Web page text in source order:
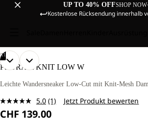
UP TO 40% OFFSHOP NOW
Kostenlose Rücksendung innerhalb
11
BILD
VOLLBILD
BILD
VOLLBILD
BILD
VOLLBILD
BILD
VOLLBILD
BILD
VOLLBILD
BILD
VOLLBILD
BILD
VOLLBILD
BILD
VOLLBILD
BILD
VOLLBILD
BILD
VOLLBILD
BILD
VOLLBILD
PS TRAIL KNIT LOW W
Leichte Wandersneaker Low-Cut mit Knit-Mesh
5.0 Bewertung
lesen.
Link
(1) Jetzt Produkt bewerten
CHF 139.00